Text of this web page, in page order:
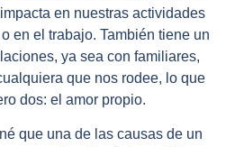
en nuestras actividades
en el trabajo. También tiene un
ya sea con familiares,
que nos rodee, lo que
dos: el amor propio.
que una de las causas de un